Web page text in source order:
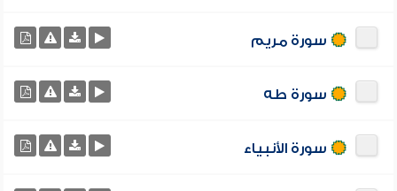
سورة مريم
سورة طه
سورة الأنبياء